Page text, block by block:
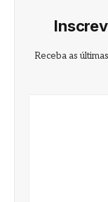
Receba as